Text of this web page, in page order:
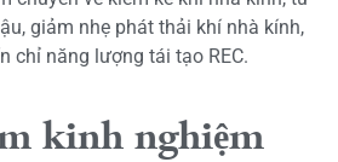
giảm nhẹ phát thải khí nhà kính,
chỉ năng lượng tái tạo REC.
kinh nghiệm